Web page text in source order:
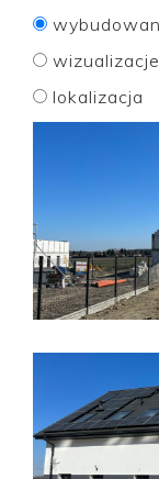
wizualizacje
lokalizacja